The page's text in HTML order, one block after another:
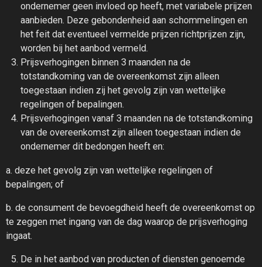
ondernemer geen invloed op heeft, met variabele prijzen
aanbieden. Deze gebondenheid aan schommelingen en
het feit dat eventueel vermelde prijzen richtprijzen zijn,
worden bij het aanbod vermeld.
Prijsverhogingen binnen 3 maanden na de
totstandkoming van de overeenkomst zijn alleen
toegestaan indien zij het gevolg zijn van wettelijke
regelingen of bepalingen.
Prijsverhogingen vanaf 3 maanden na de totstandkoming
van de overeenkomst zijn alleen toegestaan indien de
ondernemer dit bedongen heeft en:
a. deze het gevolg zijn van wettelijke regelingen of
bepalingen; of
b. de consument de bevoegdheid heeft de overeenkomst op
te zeggen met ingang van de dag waarop de prijsverhoging
ingaat.
De in het aanbod van producten of diensten genoemde